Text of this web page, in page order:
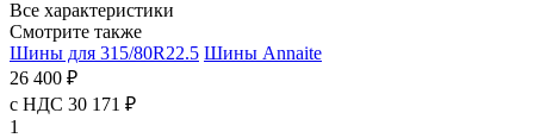
Все характеристики
Смотрите также
Шины для 315/80R22.5 Шины Annaite
26 400 ₽
с НДС 30 171 ₽
1